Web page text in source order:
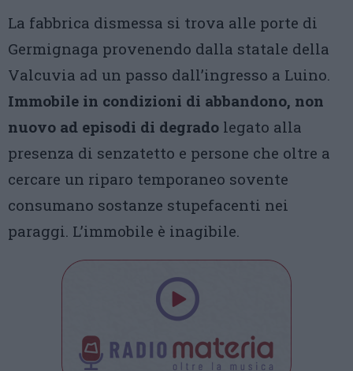
La fabbrica dismessa si trova alle porte di
Germignaga provenendo dalla statale della
Valcuvia ad un passo dall’ingresso a Luino.
Immobile in condizioni di abbandono, non
nuovo ad episodi di degrado legato alla
presenza di senzatetto e persone che oltre a
cercare un riparo temporaneo sovente
consumano sostanze stupefacenti nei
paraggi. L’immobile è inagibile.